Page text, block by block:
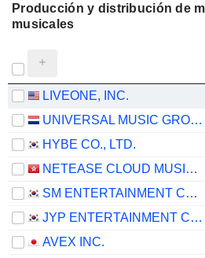
Producción y distribución de
musicales
LIVEONE, INC.
UNIVERSAL MUSIC GROUP N.V.
HYBE CO., LTD.
NETEASE CLOUD MUSIC INC.
SM ENTERTAINMENT CO., LTD.
JYP ENTERTAINMENT CORPORATION
AVEX INC.